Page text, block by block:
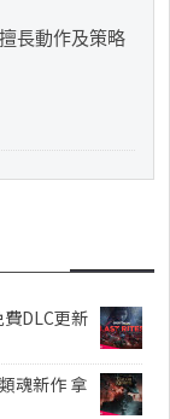
長動作及策略
費DLC更新
魂新作 拿